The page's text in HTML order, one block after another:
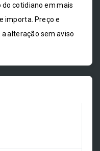
cotidiano em mais
importa. Preço e
alteração sem aviso